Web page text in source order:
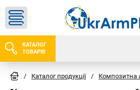
КАТАЛОГ
ТОВАРІВ
/ Каталог продукції / Композитна